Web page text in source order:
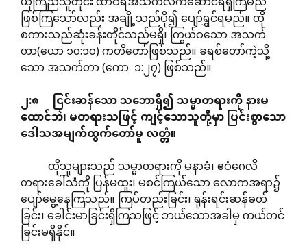
ဖြစ်ကြသော်လည်း အချို့သည်ပို၍ ပျော်ရွှင်ရမည်။ ထို
စကားသည်ဆုံးခန်းတိုင်သည်မရှိ၊ ကြွယ်ဝသော အသက်
တာ(ယော ၁၀:၁၀) ကတိတော်ဖြစ်သည်။ ခရစ်တော်ကဲ့သို့
သော အသက်တာ (ကော ၁:၂၇) ဖြစ်သည်။
၂:၈ ငြင်းဆန်သောသဘောရှိ၍သမ္မာတရားကိုနားမ
ထောင်ဘဲ၊မတရားသဖြင့်ကျင့်သောသူတို့မှာပြင်းစွာသော
ဒေါသအမျက်ထွက်တော်မူလတ္တံ။
ထိုသူများသည် သမ္မာတရားကို မနာခံ၊ ဧဝံဂေလိ
တရားခေါ်သံကို ပြန်မထူး၊ မစင်ကြယ်သော လောကအရာ၌
ပျော်မွေ့နေကြသည်။ ကြပ်တည်းခြင်း၊ ရုန်းရင်းဆန်ခတ်
ခြင်း၊ ခေါင်းမာခြင်းရှိကြသဖြင့် ဘယ်သောအခါမှ ကယ်တင်
ခြင်းမရှိနိုင်။